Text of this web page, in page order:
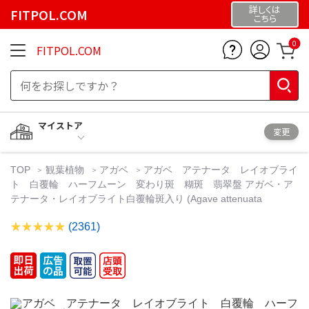
FITPOL.COM 詳しくは
こちら
FITPOL.COM 0
マイストア
変更
TOP 観葉植物 アガベ
アガベ アテナータ レイオブライ
ト 白覆輪 ハーフムーン 変わり斑 糊斑 翡翠盤 アガベ・ア
テナータ・レイオブライト白覆輪斑入り (Agave attenuata
(2361)